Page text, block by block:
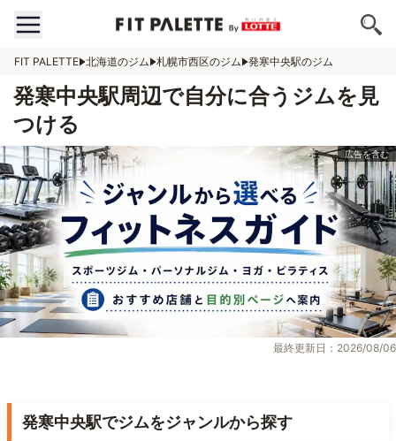
FIT PALETTE 北海道のジム 札幌市西区のジム 発寒中央駅のジム
発寒中央駅周辺で自分に合うジムを見
つける
最終更新日：2026/08/06
発寒中央駅でジムをジャンルから探す